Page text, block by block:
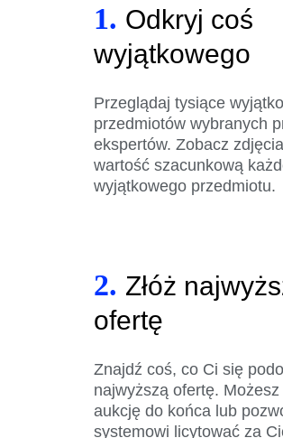
1. Odkryj coś
wyjątkowego
Przeglądaj tysiące
przedmiotów wybranych
ekspertów. Zobacz
wartość szacunkową
wyjątkowego przedmiotu.
2. Złóż
ofertę
Znajdź coś, co Ci się
najwyższą ofertę.
aukcję do końca lub
systemowi licytować za